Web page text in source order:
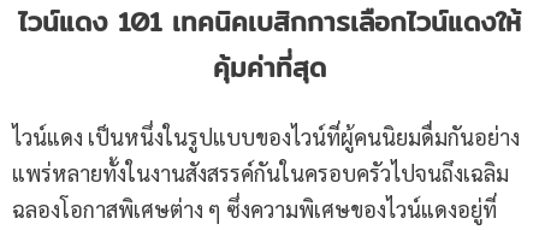
ไวน์แดง 101 เทคนิคเบสิกการเลือกไวน์แดงให้
คุ้มค่าที่สุด
ไวน์แดง เป็นหนึ่งในรูปแบบของไวน์ที่ผู้คนนิยมดื่มกันอย่าง
แพร่หลายทั้งในงานสังสรรค์กันในครอบครัวไปจนถึงเฉลิม
ฉลองโอกาสพิเศษต่าง ๆ ซึ่งความพิเศษของไวน์แดงอยู่ที่